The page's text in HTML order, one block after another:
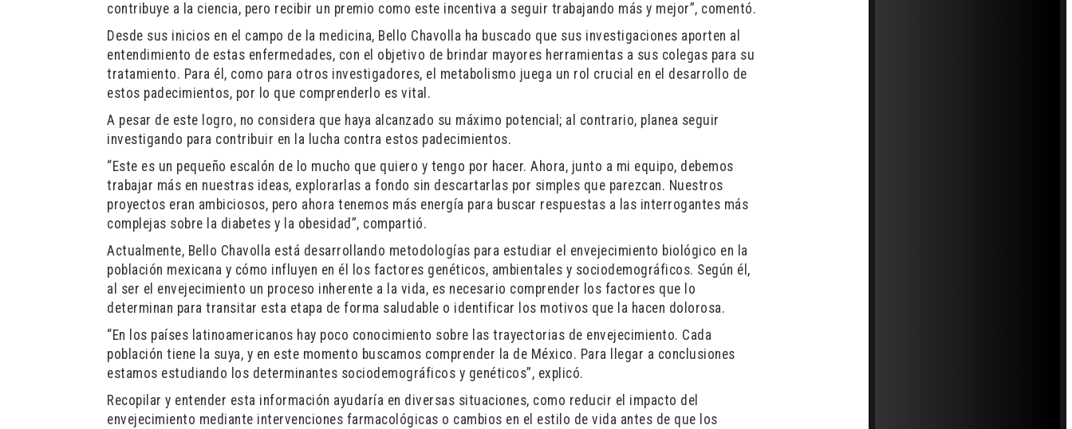
contribuye a la ciencia, pero recibir un premio como este incentiva a seguir trabajando más y mejor”, comentó.
Desde sus inicios en el campo de la medicina, Bello Chavolla ha buscado que sus investigaciones aporten al
entendimiento de estas enfermedades, con el objetivo de brindar mayores herramientas a sus colegas para su
tratamiento. Para él, como para otros investigadores, el metabolismo juega un rol crucial en el desarrollo de
estos padecimientos, por lo que comprenderlo es vital.
A pesar de este logro, no considera que haya alcanzado su máximo potencial; al contrario, planea seguir
investigando para contribuir en la lucha contra estos padecimientos.
“Este es un pequeño escalón de lo mucho que quiero y tengo por hacer. Ahora, junto a mi equipo, debemos
trabajar más en nuestras ideas, explorarlas a fondo sin descartarlas por simples que parezcan. Nuestros
proyectos eran ambiciosos, pero ahora tenemos más energía para buscar respuestas a las interrogantes más
complejas sobre la diabetes y la obesidad”, compartió.
Actualmente, Bello Chavolla está desarrollando metodologías para estudiar el envejecimiento biológico en la
población mexicana y cómo influyen en él los factores genéticos, ambientales y sociodemográficos. Según él,
al ser el envejecimiento un proceso inherente a la vida, es necesario comprender los factores que lo
determinan para transitar esta etapa de forma saludable o identificar los motivos que la hacen dolorosa.
“En los países latinoamericanos hay poco conocimiento sobre las trayectorias de envejecimiento. Cada
población tiene la suya, y en este momento buscamos comprender la de México. Para llegar a conclusiones
estamos estudiando los determinantes sociodemográficos y genéticos”, explicó.
Recopilar y entender esta información ayudaría en diversas situaciones, como reducir el impacto del
envejecimiento mediante intervenciones farmacológicas o cambios en el estilo de vida antes de que los